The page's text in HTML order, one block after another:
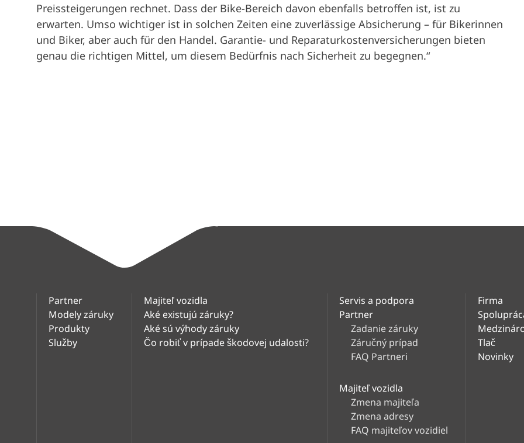
Preissteigerungen rechnet. Dass der Bike-Bereich davon ebenfalls betroffen ist, ist zu
erwarten. Umso wichtiger ist in solchen Zeiten eine zuverlässige Absicherung – für Bikerinnen
und Biker, aber auch für den Handel. Garantie- und Reparaturkostenversicherungen bieten
genau die richtigen Mittel, um diesem Bedürfnis nach Sicherheit zu begegnen.“
Partner
Modely záruky
Produkty
Služby
Majiteľ vozidla
Aké existujú záruky?
Aké sú výhody záruky
Čo robiť v prípade škodovej udalosti?
Servis a podpora
Partner
Zadanie záruky
Záručný prípad
FAQ Partneri
Majiteľ vozidla
Zmena majiteľa
Zmena adresy
FAQ majiteľov vozidiel
Firma
Tlač
Novinky